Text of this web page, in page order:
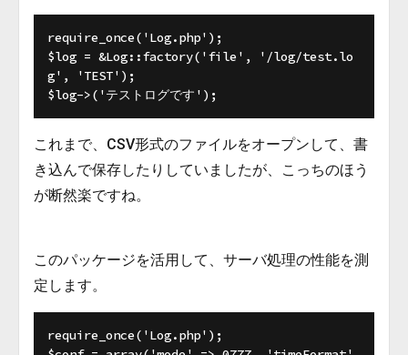
require_once('Log.php');
$log = &Log::factory('file', '/log/test.lo
g', 'TEST');
これまで、CSV形式のファイルをオープンして、書
き込んで保存したりしていましたが、こっちのほう
が断然楽ですね。
このパッケージを活用して、サーバ処理の性能を測
定します。
require_once('Log.php');